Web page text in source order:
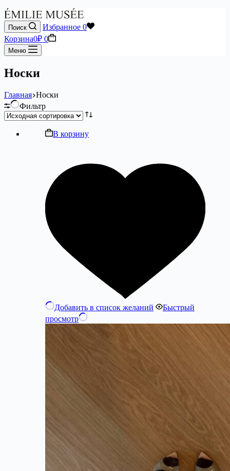
Поиск Избранное 0
Корзина0₽ 0
Меню
Носки
Главная Носки
Фильтр
В корзину
Добавить в список желаний
Быстрый
просмотр